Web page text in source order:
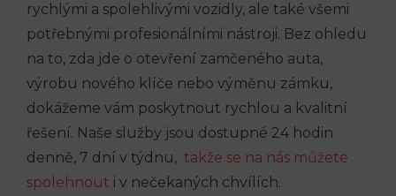
rychlými⁤ a‍ spolehlivými ⁤vozidly, ale také všemi
potřebnými⁢ profesionálními⁢ nástroji.⁣ Bez ohledu
⁤na to, zda ⁢jde o ⁤otevření zamčeného ‍auta,
výrobu nového ⁤klíče nebo výměnu zámku,
dokážeme vám ⁣poskytnout rychlou a‌ kvalitní
řešení. ​Naše služby jsou‍ dostupné 24 hodin
denně, ‌7 ​dní v týdnu, ‍ takže se na nás můžete
spolehnout i ‌v nečekaných chvílích.